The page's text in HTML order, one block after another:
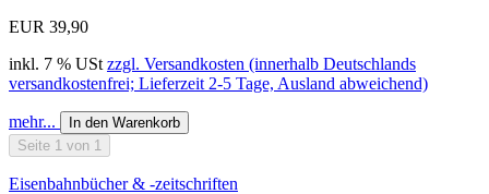
EUR 39,90
inkl. 7 % USt zzgl. Versandkosten (innerhalb Deutschlands
versandkostenfrei; Lieferzeit 2-5 Tage, Ausland abweichend)
mehr...
In den Warenkorb
Seite 1 von 1
Eisenbahnbücher & -zeitschriften